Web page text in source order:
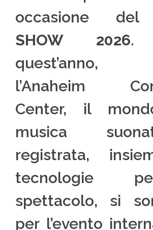
occasione
SHOW 2026.
quest’anno,
l’Anaheim
Center, il
musica
registrata,
tecnologie
spettacolo, si
per l’evento